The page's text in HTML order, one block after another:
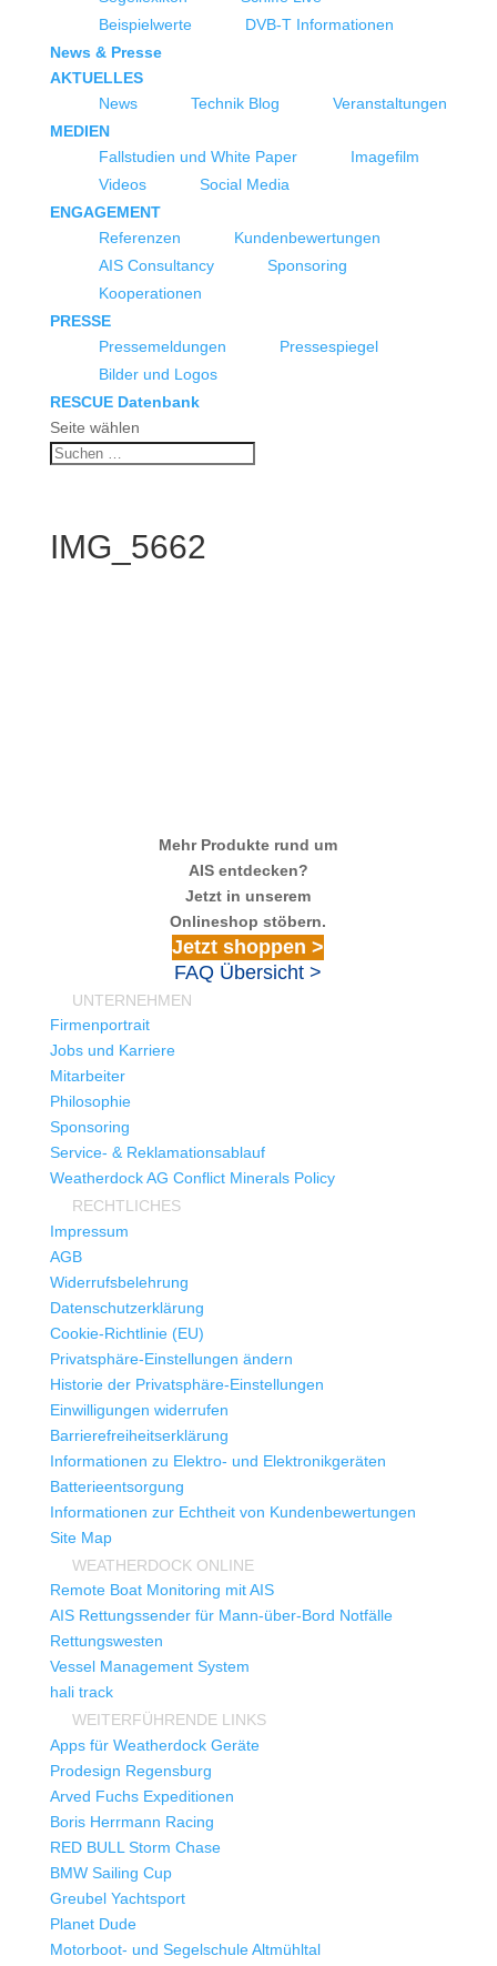
Beispielwerte
DVB-T Informationen
News & Presse
AKTUELLES
News
Technik Blog
Veranstaltungen
MEDIEN
Fallstudien und White Paper
Imagefilm
Videos
Social Media
ENGAGEMENT
Referenzen
Kundenbewertungen
AIS Consultancy
Sponsoring
Kooperationen
PRESSE
Pressemeldungen
Pressespiegel
Bilder und Logos
RESCUE Datenbank
Seite wählen
IMG_5662
Mehr Produkte rund um
AIS entdecken?
Jetzt in unserem
Onlineshop stöbern.
Jetzt shoppen >
FAQ Übersicht >
UNTERNEHMEN
Firmenportrait
Jobs und Karriere
Mitarbeiter
Philosophie
Sponsoring
Service- & Reklamationsablauf
Weatherdock AG Conflict Minerals Policy
RECHTLICHES
Impressum
AGB
Widerrufsbelehrung
Datenschutzerklärung
Cookie-Richtlinie (EU)
Privatsphäre-Einstellungen ändern
Historie der Privatsphäre-Einstellungen
Einwilligungen widerrufen
Barrierefreiheitserklärung
Informationen zu Elektro- und Elektronikgeräten
Batterieentsorgung
Informationen zur Echtheit von Kundenbewertungen
Site Map
WEATHERDOCK ONLINE
Remote Boat Monitoring mit AIS
AIS Rettungssender für Mann-über-Bord Notfälle
Rettungswesten
Vessel Management System
hali track
WEITERFÜHRENDE LINKS
Apps für Weatherdock Geräte
Prodesign Regensburg
Arved Fuchs Expeditionen
Boris Herrmann Racing
RED BULL Storm Chase
BMW Sailing Cup
Greubel Yachtsport
Planet Dude
Motorboot- und Segelschule Altmühltal